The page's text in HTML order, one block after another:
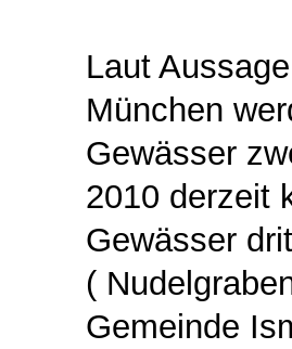
Laut
München
Gewässer
2010 derzeit
Gewässer
(
Gemeinde